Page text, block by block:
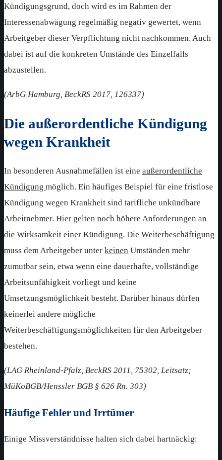
Kündigungsgrund, doch wird es im Rahmen der
Interessenabwägung regelmäßig negativ gewertet, wenn
Arbeitgeber dieser Verpflichtung nicht nachkommen. Auch
dabei ist auf die konkreten Umstände des Einzelfalls
abzustellen.
(ArbG Hamburg, BeckRS 2017, 126337)
Die außerordentliche Kündigung
wegen Krankheit
In besonderen Ausnahmefällen ist eine außerordentliche
Kündigung möglich. Ein häufiges Beispiel für eine fristlose
Kündigung wegen Krankheit sind tarifliche unkündbare
Arbeitnehmer. Hier gelten noch höhere Anforderungen an
die Wirksamkeit einer Kündigung. Die Weiterbeschäftigung
muss dem Arbeitgeber unter keinen Umständen mehr
zumutbar sein, etwa wenn eine dauerhafte, vollständige
Arbeitsunfähigkeit vorliegt und keine
Umsetzungsmöglichkeit besteht. Darüber hinaus dürfen
keinerlei andere mögliche
Weiterbeschäftigungsmöglichkeiten für den Arbeitgeber
bestehen.
(LAG Rheinland-Pfalz, BeckRS 2011, 75302, Leitsatz;
MüKoBGB/Henssler BGB § 626 Rn. 303)
Häufige Fehler und Irrtümer
Einige Missverständnisse halten sich dabei hartnäckig: